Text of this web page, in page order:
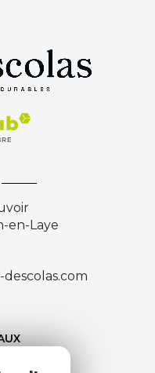
en-Laye